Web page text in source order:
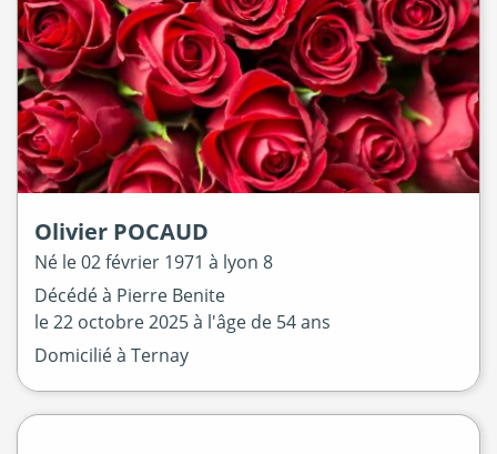
Olivier POCAUD
Né le02 février 1971 à lyon 8
Décédé à Pierre Benite
le22 octobre 2025à l'âge de 54 ans
Domicilié à Ternay